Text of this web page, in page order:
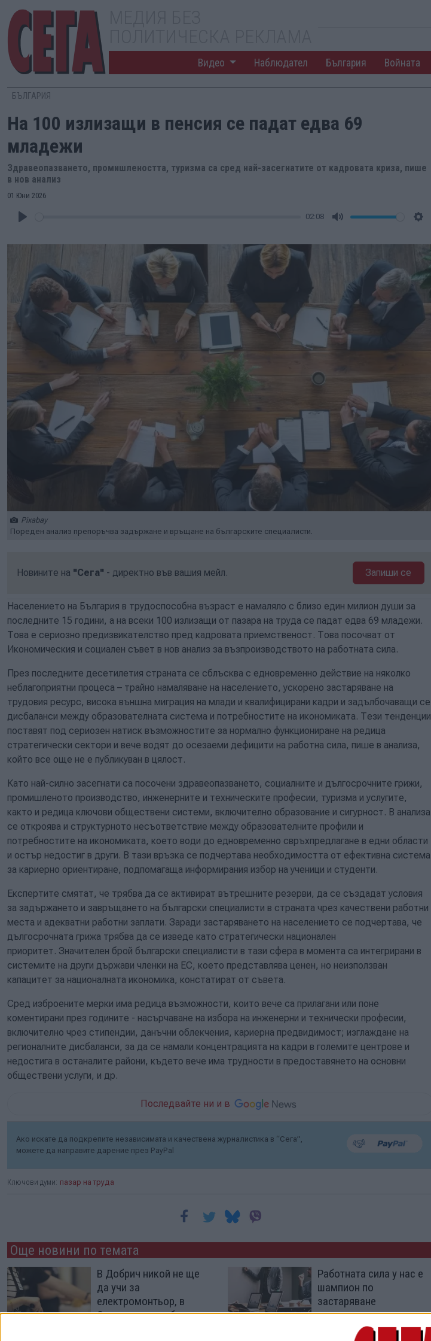
Видео Наблюдател България Войната
БЪЛГАРИЯ
На 100 излизащи в пенсия се падат едва 69
младежи
Здравеопазването, промишлеността, туризма са сред най-засегнатите от кадровата криза, пише
в нов анализ
01 Юни 2026
02:08
Pixabay
Пореден анализ препоръчва задържане и връщане на българските специалисти.
Новините на "Сега" - директно във вашия мейл. Запиши се
Населението на България в трудоспособна възраст е намаляло с близо един милион души за
последните 15 години, а на всеки 100 излизащи от пазара на труда се падат едва 69 младежи.
Това е сериозно предизвикателство пред кадровата приемственост. Това посочват от
Икономическия и социален съвет в нов анализ за възпроизводството на работната сила.
През последните десетилетия страната се сблъсква с едновременно действие на няколко
неблагоприятни процеса – трайно намаляване на населението, ускорено застаряване на
трудовия ресурс, висока външна миграция на млади и квалифицирани кадри и задълбочаващи се
дисбаланси между образователната система и потребностите на икономиката. Тези тенденции
поставят под сериозен натиск възможностите за нормално функциониране на редица
стратегически сектори и вече водят до осезаеми дефицити на работна сила, пише в анализа,
който все още не е публикуван в цялост.
Като най-силно засегнати са посочени здравеопазването, социалните и дългосрочните грижи,
промишленото производство, инженерните и техническите професии, туризма и услугите,
както и редица ключови обществени системи, включително образование и сигурност. В анализа
се откроява и структурното несъответствие между образователните профили и
потребностите на икономиката, което води до едновременно свръхпредлагане в едни области
и остър недостиг в други. В тази връзка се подчертава необходимостта от ефективна система
за кариерно ориентиране, подпомагаща информирания избор на ученици и студенти.
Експертите смятат, че трябва да се активират вътрешните резерви, да се създадат условия
за задържането и завръщането на български специалисти в страната чрез качествени работни
места и адекватни работни заплати. Заради застаряването на населението се подчертава, че
дългосрочната грижа трябва да се изведе като стратегически национален
приоритет. Значителен брой български специалисти в тази сфера в момента са интегрирани в
системите на други държави членки на ЕС, което представлява ценен, но неизползван
капацитет за националната икономика, констатират от съвета.
Сред изброените мерки има редица възможности, които вече са прилагани или поне
коментирани през годините - насърчаване на избора на инженерни и технически професии,
включително чрез стипендии, данъчни облекчения, кариерна предвидимост; изглаждане на
регионалните дисбаланси, за да се намали концентрацията на кадри в големите центрове и
недостига в останалите райони, където вече има трудности в предоставянето на основни
обществени услуги, и др.
Последвайте ни и в
Ако искате да подкрепите независимата и качествена журналистика в “Сега”,
можете да направите дарение през PayPal
Ключови думи: пазар на труда
Още новини по темата
В Добрич никой не ще
да учи за
електромонтьор, в
Смолян - за хлебар
Работната сила у нас е
шампион по
застаряване
01 Дек. 2025